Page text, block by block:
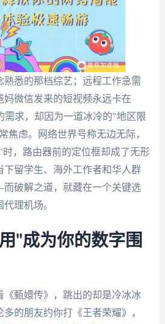
熟悉的那档综艺；远程工作急需
妈微信发来的短视频永远卡在
需求，却因为一道冰冷的"地区限
焦虑。网络世界号称无边无际，
，路由器前的定位框却成了无形
下留学生、海外工作者和华人群
破解之道，就藏在一个关键选
理机场。
"成为你的数字围
《甄嬛传》，跳出的却是冷冰冰
的朋友约你打《王者荣耀》，